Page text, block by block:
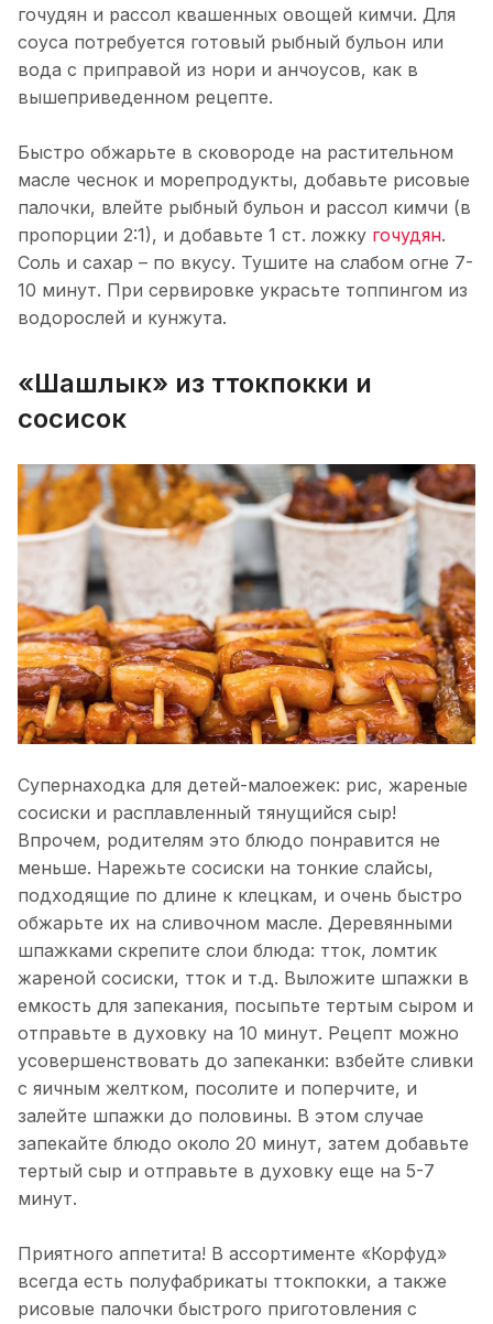
гочудян и рассол квашенных овощей кимчи. Для
соуса потребуется готовый рыбный бульон или
вода с приправой из нори и анчоусов, как в
вышеприведенном рецепте.
Быстро обжарьте в сковороде на растительном
масле чеснок и морепродукты, добавьте рисовые
палочки, влейте рыбный бульон и рассол кимчи (в
пропорции 2:1), и добавьте 1 ст. ложку гочудян.
Соль и сахар – по вкусу. Тушите на слабом огне 7-
10 минут. При сервировке украсьте топпингом из
водорослей и кунжута.
«Шашлык» из ттокпокки и
сосисок
Супернаходка для детей-малоежек: рис, жареные
сосиски и расплавленный тянущийся сыр!
Впрочем, родителям это блюдо понравится не
меньше. Нарежьте сосиски на тонкие слайсы,
подходящие по длине к клецкам, и очень быстро
обжарьте их на сливочном масле. Деревянными
шпажками скрепите слои блюда: тток, ломтик
жареной сосиски, тток и т.д. Выложите шпажки в
емкость для запекания, посыпьте тертым сыром и
отправьте в духовку на 10 минут. Рецепт можно
усовершенствовать до запеканки: взбейте сливки
с яичным желтком, посолите и поперчите, и
залейте шпажки до половины. В этом случае
запекайте блюдо около 20 минут, затем добавьте
тертый сыр и отправьте в духовку еще на 5-7
минут.
Приятного аппетита! В ассортименте «Корфуд»
всегда есть полуфабрикаты ттокпокки, а также
рисовые палочки быстрого приготовления с